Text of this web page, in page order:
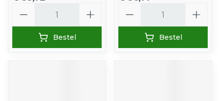
Bestel Bestel